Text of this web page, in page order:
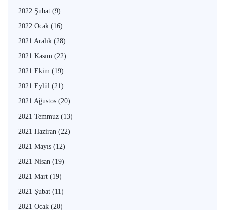
2022 Şubat (9)
2022 Ocak (16)
2021 Aralık (28)
2021 Kasım (22)
2021 Ekim (19)
2021 Eylül (21)
2021 Ağustos (20)
2021 Temmuz (13)
2021 Haziran (22)
2021 Mayıs (12)
2021 Nisan (19)
2021 Mart (19)
2021 Şubat (11)
2021 Ocak (20)